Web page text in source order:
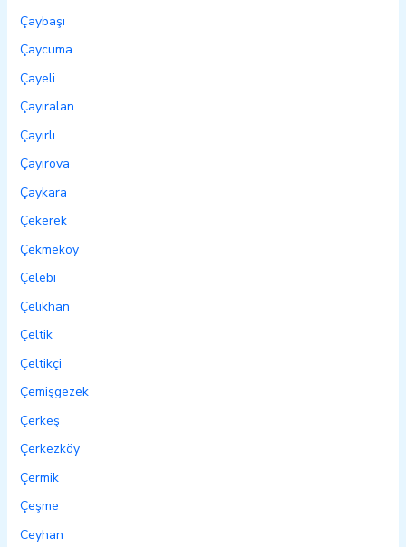
Çaybaşı
Çaycuma
Çayeli
Çayıralan
Çayırlı
Çayırova
Çaykara
Çekerek
Çekmeköy
Çelebi
Çelikhan
Çeltik
Çeltikçi
Çemişgezek
Çerkeş
Çerkezköy
Çermik
Çeşme
Ceyhan